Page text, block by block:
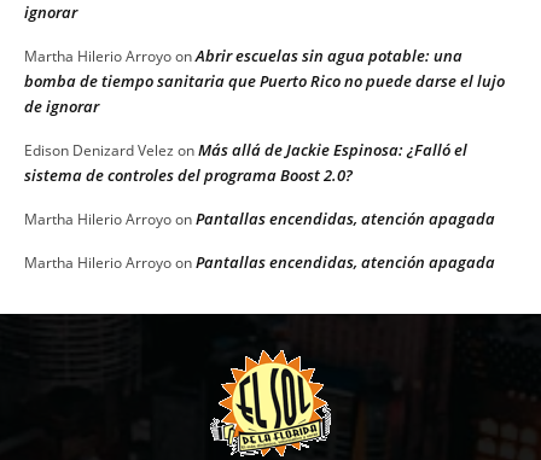
ignorar
Martha Hilerio ArroyoonAbrir escuelas sin agua potable: una
bomba de tiempo sanitaria que Puerto Rico no puede darse el lujo
de ignorar
Edison Denizard Velez onMás allá de Jackie Espinosa: ¿Falló el
sistema de controles del programa Boost 2.0?
Martha Hilerio ArroyoonPantallas encendidas, atención apagada
Martha Hilerio ArroyoonPantallas encendidas, atención apagada